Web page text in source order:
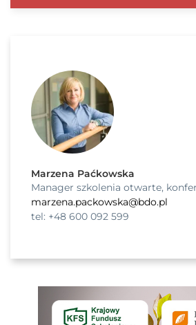
Marzena Paćkowska
Manager szkolenia otwarte,
marzena.packowska@bdo.pl
tel: +48 600 092 599